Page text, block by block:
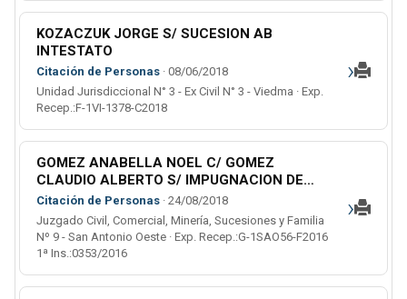
KOZACZUK JORGE S/ SUCESION AB
INTESTATO
Citación de Personas · 08/06/2018
Unidad Jurisdiccional N° 3 - Ex Civil N° 3 - Viedma · Exp.
Recep.:F-1VI-1378-C2018
›
GOMEZ ANABELLA NOEL C/ GOMEZ
CLAUDIO ALBERTO S/ IMPUGNACION DE
ESTADO
Citación de Personas · 24/08/2018
Juzgado Civil, Comercial, Minería, Sucesiones y Familia
Nº 9 - San Antonio Oeste · Exp. Recep.:G-1SAO56-F2016
1ª Ins.:0353/2016
›